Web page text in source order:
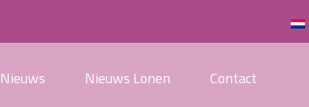
Nieuws Nieuws Lonen Contact